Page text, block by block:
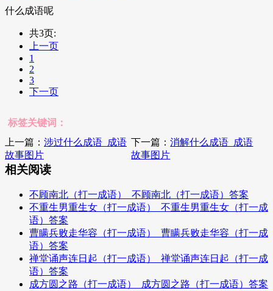
什么成语呢
共3页:
上一页
1
2
3
下一页
标签关键词：
上一篇： 涉过什么成语_成语
故事图片
下一篇：消解什么成语_成语
故事图片
相关阅读
不顾南北（打一成语）_不顾南北（打一成语）答案
不重生男重生女（打一成语）_不重生男重生女（打一成
语）答案
曹瞒兵败走华容（打一成语）_曹瞒兵败走华容（打一成
语）答案
禅堂诵声连日起（打一成语）_禅堂诵声连日起（打一成
语）答案
成方圆之路（打一成语）_成方圆之路（打一成语）答案